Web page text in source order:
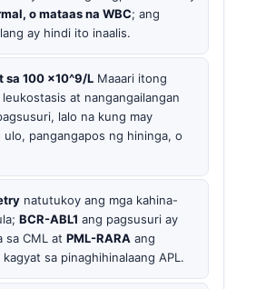
o mataas na WBC; ang
ay hindi ito inaalis.
sa 100 x10^9/L Maaari itong
at nangangailangan
lalo na kung may
ulo, pangangapos ng hininga, o
natutukoy ang mga kahina-
BCR-ABL1 ang pagsusuri ay
sa CML at PML-RARA ang
sa pinaghihinalaang APL.